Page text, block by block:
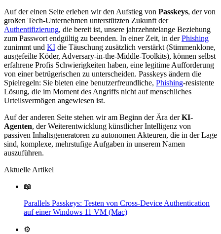
Auf der einen Seite erleben wir den Aufstieg von Passkeys, der von
großen Tech-Unternehmen unterstützten Zukunft der
Authentifizierung, die bereit ist, unsere jahrzehntelange Beziehung
zum Passwort endgültig zu beenden. In einer Zeit, in derPhishing
zunimmt und KI die Täuschung zusätzlich verstärkt (Stimmenklone,
ausgefeilte Köder, Adversary-in-the-Middle-Toolkits), können selbst
erfahrene Profis Schwierigkeiten haben, eine legitime Aufforderung
von einer betrügerischen zu unterscheiden. Passkeys ändern die
Spielregeln: Sie bieten eine benutzerfreundliche, Phishing-resistente
Lösung, die im Moment des Angriffs nicht auf menschliches
Urteilsvermögen angewiesen ist.
Auf der anderen Seite stehen wir am Beginn der Ära derKI-
Agenten, der Weiterentwicklung künstlicher Intelligenz von
passiven Inhaltsgeneratoren zu autonomen Akteuren, die in der Lage
sind, komplexe, mehrstufige Aufgaben in unserem Namen
auszuführen.
Aktuelle Artikel
📖
Parallels Passkeys: Testen von Cross-Device Authentication
auf einer Windows 11 VM (Mac)
⚙️